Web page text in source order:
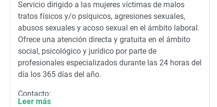
Servicio dirigido a las mujeres víctimas de malos
tratos físicos y/o psíquicos, agresiones sexuales,
abusos sexuales y acoso sexual en el ámbito laboral.
Ofrece una atención directa y gratuita en el ámbito
social, psicológico y jurídico por parte de
profesionales especializados durante las 24 horas del
día los 365 días del año.
Contacto:
Leer más